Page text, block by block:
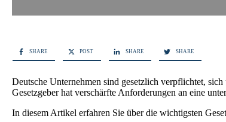
SHARE POST SHARE SHARE
Deutsche Unternehmen sind gesetzlich verpflichtet,
Gesetzgeber hat verschärfte Anforderungen an eine
In diesem Artikel erfahren Sie über die wichtigsten